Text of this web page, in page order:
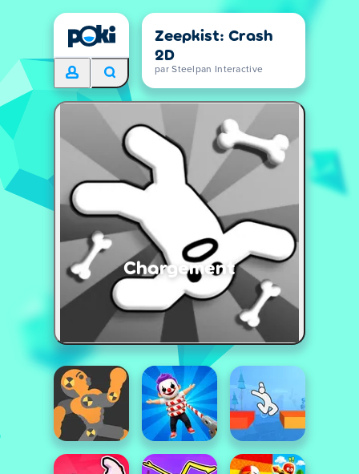
Zeepkist: Crash
2D
par Steelpan Interactive
Chargement